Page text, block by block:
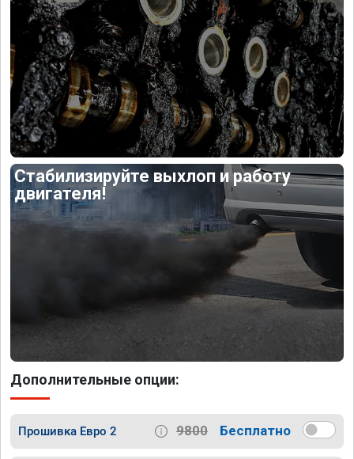
Стабилизируйте выхлоп и работу
двигателя!
Дополнительные опции:
Прошивка Евро 2 9800 Бесплатно